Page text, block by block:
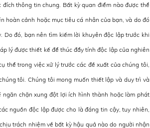
thông tin chung. Bất kỳ quan điểm nào được thể
hoàn cảnh hoặc mục tiêu cá nhân của bạn, và do đó
đó, bạn nên tìm kiếm lời khuyên độc lập trước khi
lý được thiết kế để thúc đẩy tính độc lập của nghiên
thể trong việc xử lý trước các đề xuất của chúng tôi,
tôi. Chúng tôi mong muốn thiết lập và duy trì và
chặn xung đột lợi ích hình thành hoặc làm phát
nguồn độc lập được cho là đáng tin cậy, tuy nhiên,
trách nhiệm về bất kỳ hậu quả nào do người nhận